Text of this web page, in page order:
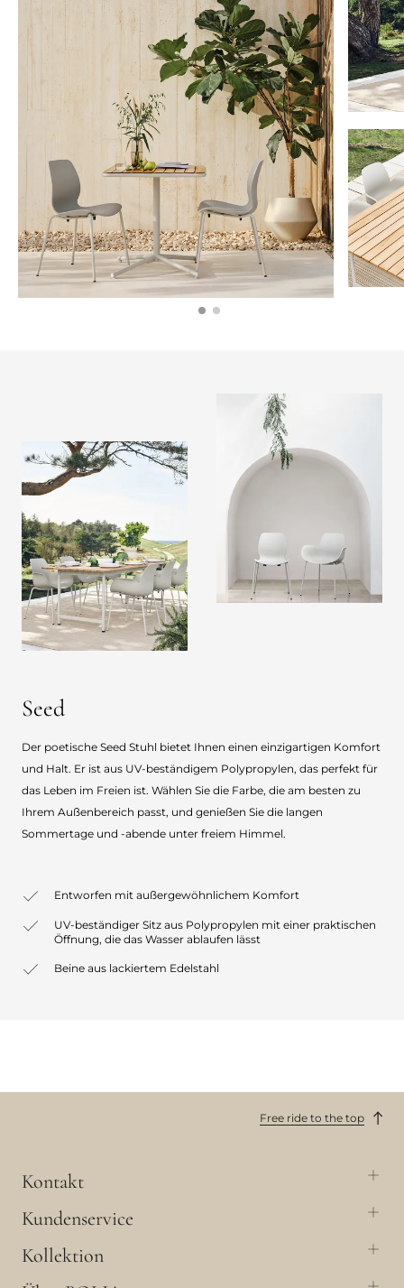
Seed
Der poetische Seed Stuhl bietet Ihnen einen einzigartigen Komfort
und Halt. Er ist aus UV-beständigem Polypropylen, das perfekt für
das Leben im Freien ist. Wählen Sie die Farbe, die am besten zu
Ihrem Außenbereich passt, und genießen Sie die langen
Sommertage und -abende unter freiem Himmel.
Entworfen mit außergewöhnlichem Komfort
UV-beständiger Sitz aus Polypropylen mit einer praktischen
Öffnung, die das Wasser ablaufen lässt
Beine aus lackiertem Edelstahl
Free ride to the top
Kontakt
Kundenservice
Kollektion